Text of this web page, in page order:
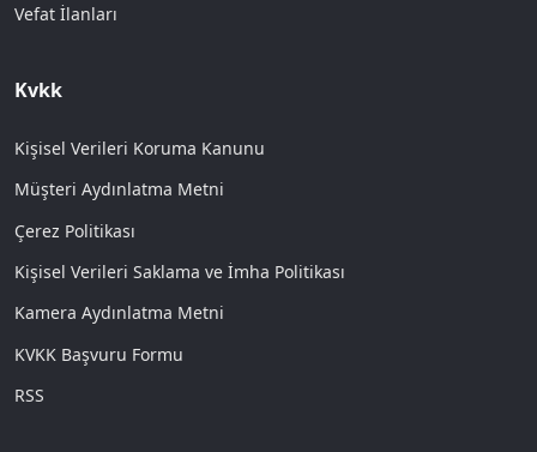
Vefat İlanları
Kvkk
Kişisel Verileri Koruma Kanunu
Müşteri Aydınlatma Metni
Çerez Politikası
Kişisel Verileri Saklama ve İmha Politikası
Kamera Aydınlatma Metni
KVKK Başvuru Formu
RSS